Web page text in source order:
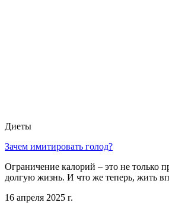
Диеты
Зачем имитировать голод?
Ограничение калорий – это не только
долгую жизнь. И что же теперь, жить
16 апреля 2025 г.